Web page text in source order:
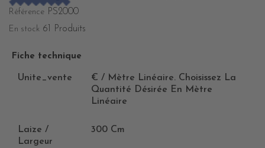
Référence PS2000
En stock 61 Produits
Fiche technique
Unite_vente
€ / Mètre Linéaire. Choisissez La
Quantité Désirée En Mètre
Linéaire
Laize /
Largeur
300 Cm